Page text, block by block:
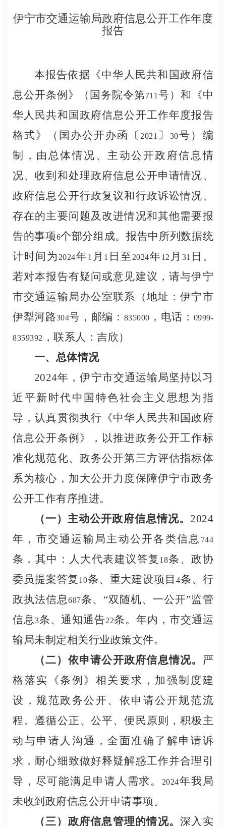
伊宁市交通运输局政府信息公开工作年度
报告
本报告依据《中华人民共和国政府信
息公开条例》（国务院令第711 号）和《中
华人民共和国政府信息公开工作年度报告
格式》（国办公开办函〔2021 〕 30号）编
制，由总体情况、主动公开政府信息情
况、收到和处理政府信息公开申请情况、
政府信息公开行政复议和行政诉讼情况、
存在的主要问题及改进情况和其他需要报
告的事项6个部分组成。报告中所列数据统
计时间为 2024年 1 月 1 日至 2024年 12 月 31 日。
若对本报告有疑问或意见建议，请与伊宁
市交通运输局办公室联系（地址：伊宁市
伊犁河路304号，邮编： 835000 ，电话： 0999-
8359392
，联系人：吉欣）
一、总体情况
2024年，伊宁市交通运输局坚持以习
近平新时代中国特色社会主义思想为指
导，认真贯彻执行《中华人民共和国政府
信息公开条例》，以推进政务公开工作标
准化规范化、政务公开第三方评估指标体
系为核心，加大公开力度保障伊宁市政务
公开工作有序推进。
（一）主动公开政府信息情况。 2024
年，市交通运输局主动公开各类信息 744
条，其中：人大代表建议答复 18条、政协
委员提案答复 10条、重大建设项目 4条、行
政执法信息687条、“双随机、一公开”监管
信息3条、通知通告22条。年内，市交通运
输局未制定相关行业政策文件。
（二）依申请公开政府信息情况。
严
格落实《条例》相关要求，加强制度建
设，规范政务公开、依申请公开规范流
程。遵循公正、公平、便民原则，积极主
动与申请人沟通，全面准确了解申请诉
求，耐心细致做好释疑解惑工作并合理引
导，尽可能满足申请人需求。
2024年我局
未收到政府信息公开申请事项。
（三）政府信息管理的情况。深入实